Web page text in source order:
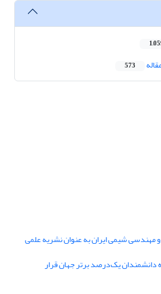
573
شیمی ایران به عنوان نشریه علمی
دانشمندان یک‌درصد برتر جهان قرار